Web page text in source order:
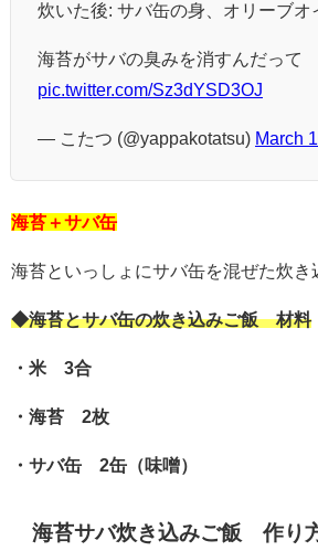
炊いた後: サバ缶の身、オリーブオ
海苔がサバの臭みを消すんだって
pic.twitter.com/Sz3dYSD3OJ
— こたつ (@yappakotatsu) March
海苔＋サバ缶
海苔といっしょにサバ缶を混ぜた炊き
◆海苔とサバ缶の炊き込みご飯 材料
・米 3合
・海苔 2枚
・サバ缶 2缶（味噌）
海苔サバ炊き込みご飯 作り